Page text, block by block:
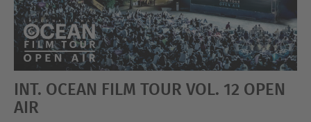
INT. OCEAN FILM TOUR VOL. 12 OPEN
AIR